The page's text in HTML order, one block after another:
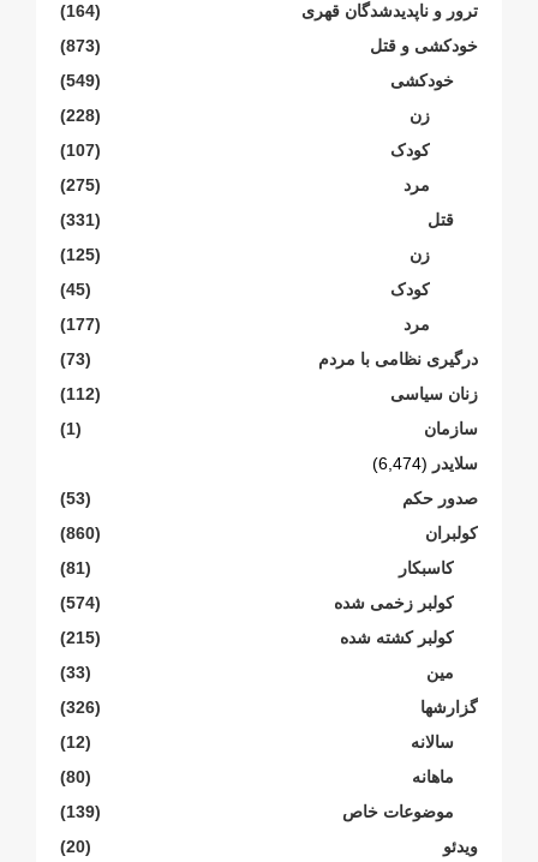
ترور و ناپدیدشدگان قهری
(164)
خودکشی و قتل
(873)
خودکشی
(549)
زن
(228)
کودک
(107)
مرد
(275)
قتل
(331)
زن
(125)
کودک
(45)
مرد
(177)
درگیری نظامی با مردم
(73)
زنان سیاسی
(112)
سازمان
(1)
سلایدر (6,474)
صدور حکم
(53)
کولبران
(860)
کاسبکار
(81)
کولبر زخمی شدە
(574)
کولبر کشتە شدە
(215)
مین
(33)
گزارشها
(326)
سالانە
(12)
ماهانە
(80)
موضوعات خاص
(139)
ویدئو
(20)